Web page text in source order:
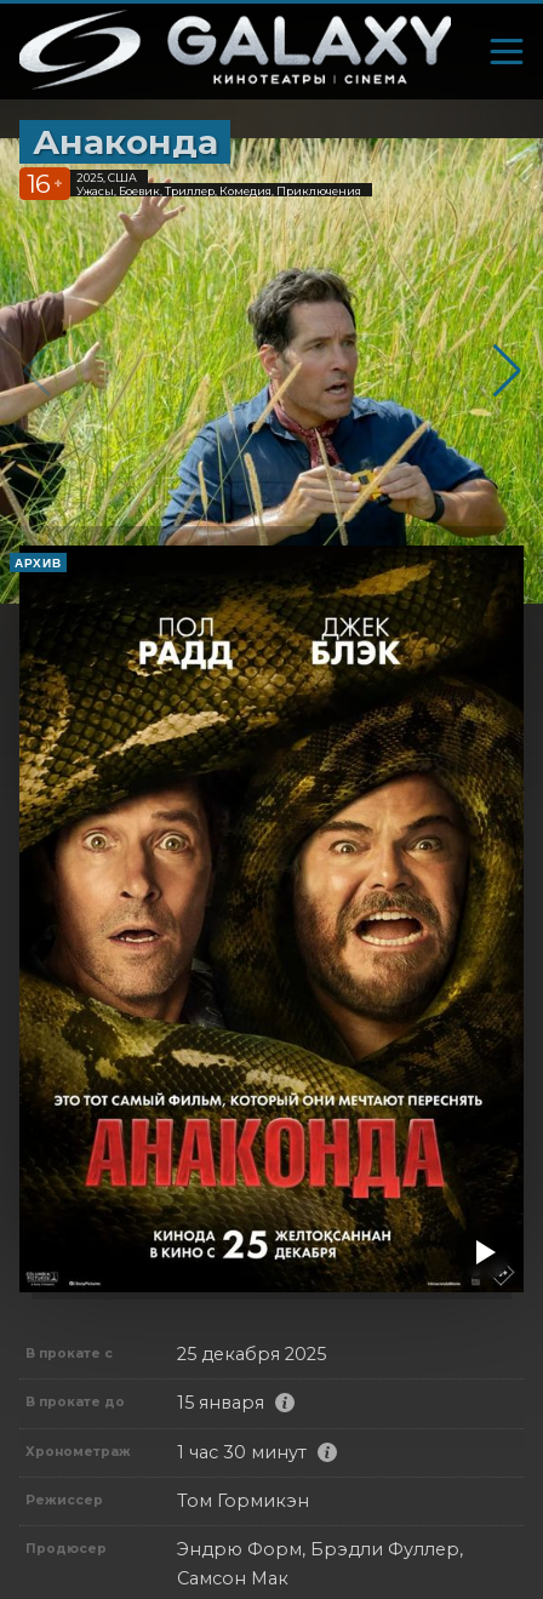
Анаконда
16 +
2025, США
Ужасы, Боевик, Триллер, Комедия, Приключения
АРХИВ
В прокате с 25 декабря 2025
В прокате до 15 января
Хронометраж 1 час 30 минут
Режиссер Том Гормикэн
Продюсер
Эндрю Форм, Брэдли Фуллер,
Самсон Мак